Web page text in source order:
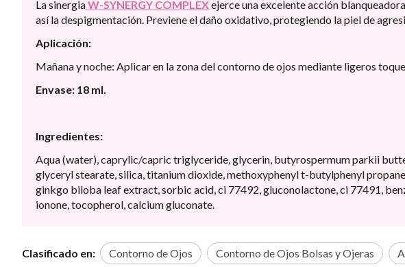
La sinergiaW-SYNERGY COMPLEXejerce una excelente acción
así la despigmentación. Previene el daño oxidativo, protegiendo la piel de
Aplicación:
Mañana y noche: Aplicar en la zona del contorno de ojos mediante ligeros
Envase: 18 ml.
Ingredientes:
Aqua (water), caprylic/capric triglyceride, glycerin, butyrospermum parkii
glyceryl stearate, silica, titanium dioxide, methoxyphenyl t-butylphenyl
ginkgo biloba leaf extract, sorbic acid, ci 77492, gluconolactone, ci 77491,
ionone, tocopherol, calcium gluconate.
Clasificado en: Contorno de Ojos Contorno de Ojos Bolsas y Ojeras